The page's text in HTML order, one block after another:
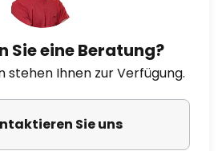
Sie eine Beratung?
stehen Ihnen zur Verfügung.
Sie uns